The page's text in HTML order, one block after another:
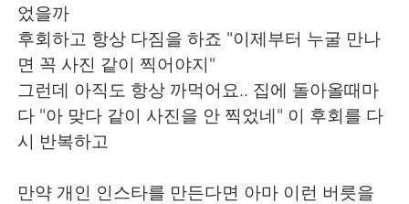
었을까
후회하고 항상 다짐을 하죠 "이제부터 누굴 만나
면 꼭 사진 같이 찍어야지"
그런데 아직도 항상 까먹어요.. 집에 돌아올때마
다 "아 맞다 같이 사진을 안 찍었네" 이 후회를 다
시 반복하고
만약 개인 인스타를 만든다면 아마 이런 버릇을